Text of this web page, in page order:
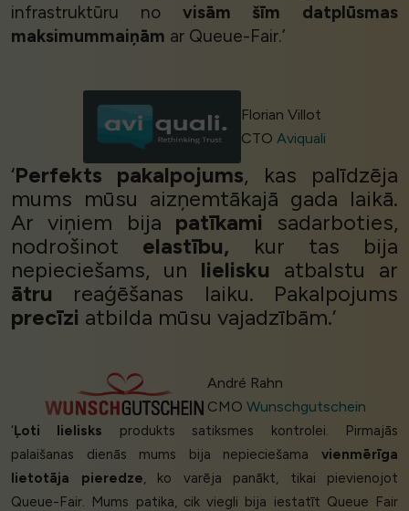
infrastruktūru no visām šīm datplūsmas
maksimummaiņām ar Queue-Fair.’
Florian Villot
CTOAviquali
‘Perfekts pakalpojums, kas palīdzēja
mums mūsu aizņemtākajā gada laikā.
Ar viņiem bija patīkami sadarboties,
nodrošinot elastību, kur tas bija
nepieciešams, un lielisku atbalstu ar
ātru reaģēšanas laiku. Pakalpojums
precīzi atbilda mūsu vajadzībām.’
André Rahn
CMO Wunschgutschein
‘Ļoti lielisks produkts satiksmes kontrolei. Pirmajās
palaišanas dienās mums bija nepieciešama vienmērīga
lietotāja pieredze, ko varēja panākt, tikai pievienojot
Queue-Fair. Mums patika, cik viegli bija iestatīt Queue Fair